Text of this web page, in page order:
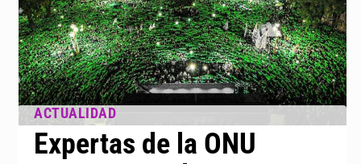
Expertas de la ONU